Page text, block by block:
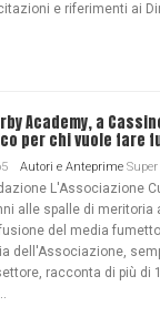
e riferimenti ai
Academy, a
per chi vuole fare
Autori e Anteprime
L'Associazione
alle spalle di
del media
dell'Associazione,
racconta di più di